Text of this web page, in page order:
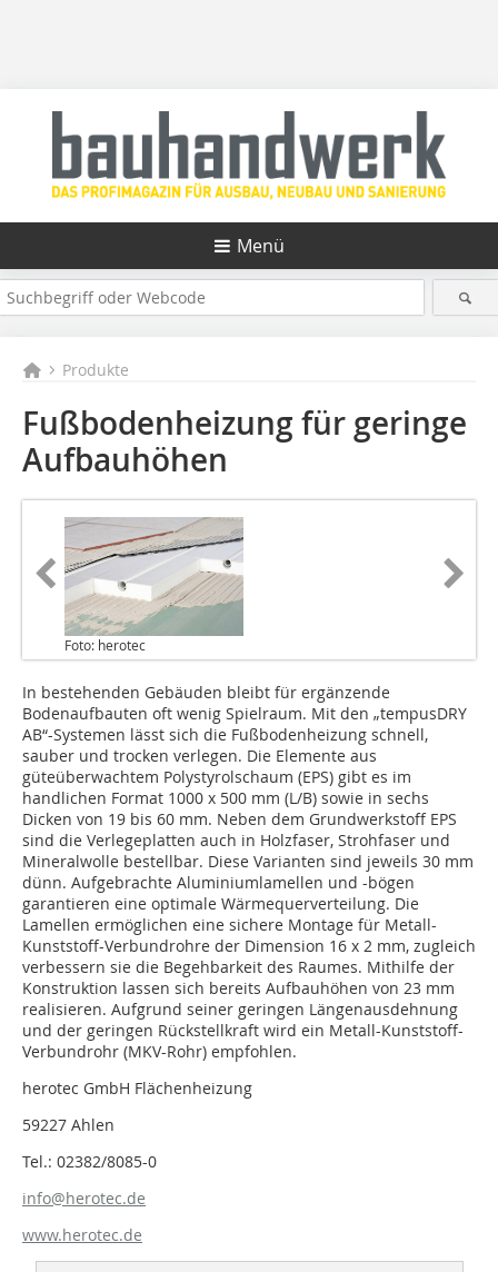
Menü
Produkte
Fußbodenheizung für geringe
Aufbauhöhen
Foto: herotec
In bestehenden Gebäuden bleibt für ergänzende
Bodenaufbauten oft wenig Spielraum. Mit den „tempusDRY
AB“-­Systemen lässt sich die Fuß­bodenheizung schnell,
sauber und trocken verlegen. Die ­Elemente aus
güteüberwachtem Poly­styrolschaum (EPS) gibt es im
handlichen Format 1000 x 500 mm (L/B) sowie in sechs
Dicken von 19 bis 60 mm. Neben dem Grundwerkstoff EPS
sind die Verlegeplatten auch in Holzfaser, Strohfaser und
Mineralwolle bestellbar. Diese Varianten sind jeweils 30 mm
dünn. Aufgebrachte Aluminiumlamellen und -bögen
garantieren eine optimale Wärmequerverteilung. Die
Lamellen ermöglichen eine sichere Montage für Metall-
Kunststoff-Verbundrohre der Dimension 16 x 2 mm, zugleich
verbessern sie die Begehbarkeit des Raumes. Mithilfe der
Konstruktion lassen sich bereits Aufbauhöhen von 23 mm
realisieren. Aufgrund seiner geringen Längenaus­dehnung
und der geringen Rückstellkraft wird ein Metall-Kunststoff-
Verbundrohr (MKV-Rohr) empfohlen.
herotec GmbH Flächen­heizung
59227 Ahlen
Tel.: 02382/8085-0
info@herotec.de
www.herotec.de